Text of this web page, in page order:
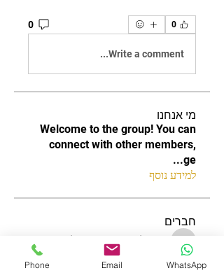
0
0
Write a comment...
מי אנחנו
Welcome to the group! You can
connect with other members,
ge
...
למידע נוסף
חברים
increased.tapir.vubt
increased.tapir.vubt
עקוב
Edee Smith
עקוב
Phone Email WhatsApp